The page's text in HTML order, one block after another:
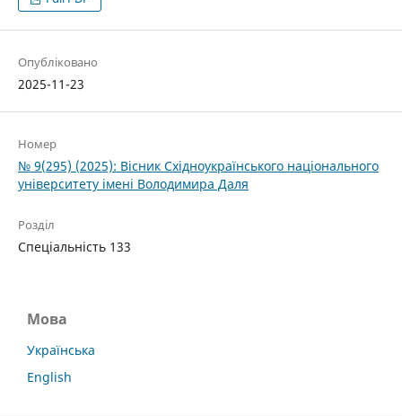
Опубліковано
2025-11-23
Номер
№ 9(295) (2025): Вісник Східноукраїнського національного
університету імені Володимира Даля
Розділ
Спеціальність 133
Мова
Українська
English